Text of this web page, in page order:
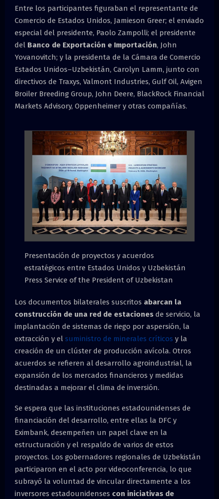
Entre los participantes figuraban el representante de
Comercio de Estados Unidos, Jamieson Greer; el enviado
especial del presidente, Paolo Zampolli; el presidente
del Banco de Exportación e Importación, John
Yovanovitch; y la presidenta de la Cámara de Comercio
Estados Unidos–Uzbekistán, Carolyn Lamm, junto con
directivos de Traxys, Valmont Industries, Gulf Oil, Avigen
Broiler Breeding Group, John Deere, BlackRock Financial
Markets Advisory, Oppenheimer y otras compañías.
Presentación de proyectos y acuerdos
estratégicos entre Estados Unidos y Uzbekistán
Press Service of the President of Uzbekistan
Los documentos bilaterales suscritos abarcan la
construcción de una red de estaciones de servicio, la
implantación de sistemas de riego por aspersión, la
extracción y el suministro de minerales críticos y la
creación de un clúster de producción avícola. Otros
acuerdos se refieren al desarrollo agroindustrial, la
expansión de los mercados financieros y medidas
destinadas a mejorar el clima de inversión.
Se espera que las instituciones estadounidenses de
financiación del desarrollo, entre ellas la DFC y
Eximbank, desempeñen un papel clave en la
estructuración y el respaldo de varios de estos
proyectos. Los gobernadores regionales de Uzbekistán
participaron en el acto por videoconferencia, lo que
subrayó la voluntad de vincular directamente a los
inversores estadounidenses con iniciativas de